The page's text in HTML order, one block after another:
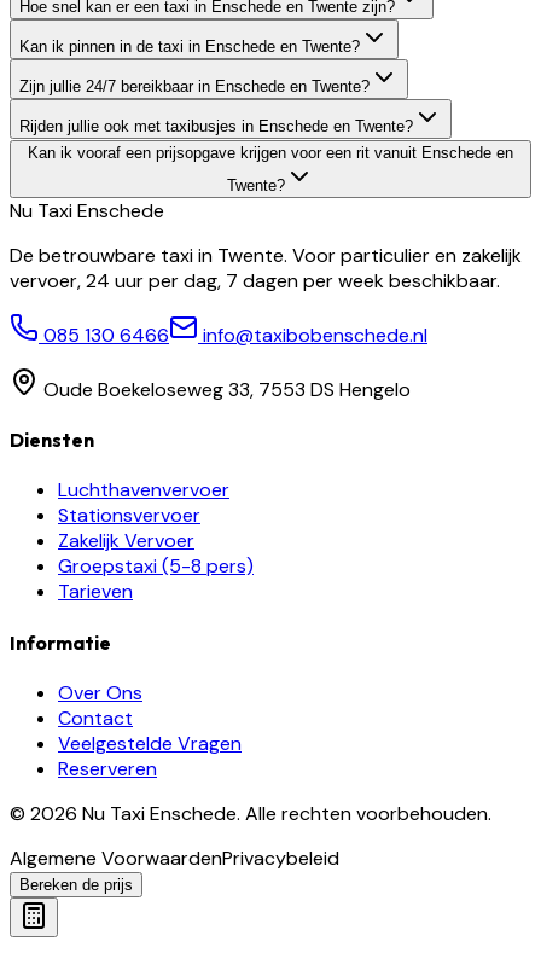
Hoe snel kan er een taxi in Enschede en Twente zijn?
Kan ik pinnen in de taxi in Enschede en Twente?
Zijn jullie 24/7 bereikbaar in Enschede en Twente?
Rijden jullie ook met taxibusjes in Enschede en Twente?
Kan ik vooraf een prijsopgave krijgen voor een rit vanuit Enschede en
Twente?
Nu TaxiEnschede
De betrouwbare taxi in Twente. Voor particulier en zakelijk
vervoer, 24 uur per dag, 7 dagen per week beschikbaar.
085 130 6466 info@taxibobenschede.nl
Oude Boekeloseweg 33, 7553 DS Hengelo
Diensten
Luchthavenvervoer
Stationsvervoer
Zakelijk Vervoer
Groepstaxi (5-8 pers)
Tarieven
Informatie
Over Ons
Contact
Veelgestelde Vragen
Reserveren
© 2026 Nu Taxi Enschede. Alle rechten voorbehouden.
Algemene VoorwaardenPrivacybeleid
Bereken de prijs